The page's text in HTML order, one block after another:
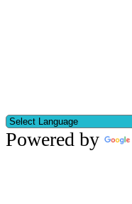
Powered by